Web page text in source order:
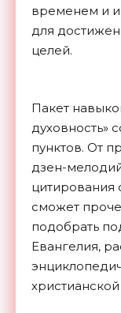
временем и
для
целей.
Пакет
духовность»
пунктов. От
дзен-
цитирования
сможет
подобрать
Евангелия,